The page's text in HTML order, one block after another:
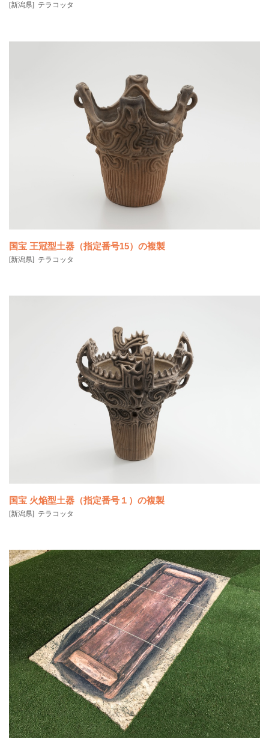
[新潟県] テラコッタ
国宝 王冠型土器（指定番号15）の複製
[新潟県] テラコッタ
国宝火焔型土器NO.1 の複製は、2016 年12 月に東京国立博物館と十日
町市
国宝 火焔型土器（指定番号１）の複製
[新潟県] テラコッタ